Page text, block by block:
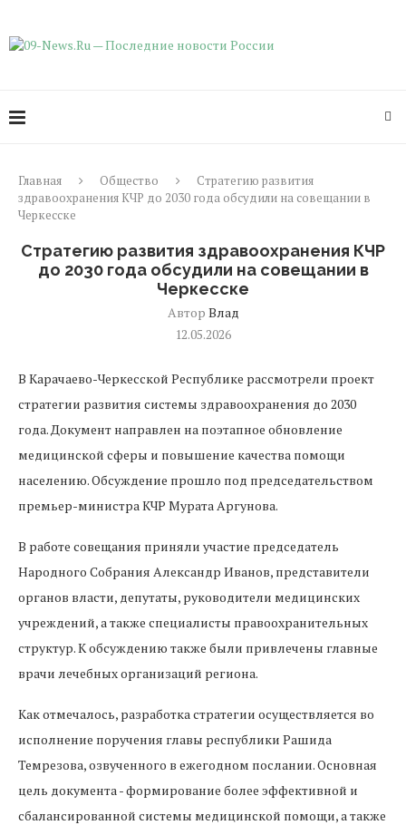
Главная Общество
Стратегию развития
здравоохранения КЧР до 2030 года обсудили на совещании в
Черкесске
Стратегию развития здравоохранения КЧР
до 2030 года обсудили на совещании в
Черкесске
Автор Влад
12.05.2026
В Карачаево-Черкесской Республике рассмотрели проект
стратегии развития системы здравоохранения до 2030
года. Документ направлен на поэтапное обновление
медицинской сферы и повышение качества помощи
населению. Обсуждение прошло под председательством
премьер-министра КЧР Мурата Аргунова.
В работе совещания приняли участие председатель
Народного Собрания Александр Иванов, представители
органов власти, депутаты, руководители медицинских
учреждений, а также специалисты правоохранительных
структур. К обсуждению также были привлечены главные
врачи лечебных организаций региона.
Как отмечалось, разработка стратегии осуществляется во
исполнение поручения главы республики Рашида
Темрезова, озвученного в ежегодном послании. Основная
цель документа - формирование более эффективной и
сбалансированной системы медицинской помощи, а также